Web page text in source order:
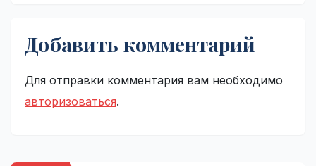
Добавить комментарий
Для отправки комментария вам необходимо
авторизоваться.